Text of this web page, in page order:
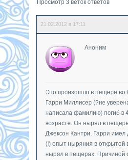
Просмотр 3 веток ответов
21.02.2012 в 17:11
Аноним
Это произошло в пещере во
Гарри Миллисер (?не
написала фамилию) погиб в
возрасте. Он нырял в пещере
Джексон Кантри. Гарри имел
(!) опыт ныряния в открытой
нырял в пещерах. Причиной